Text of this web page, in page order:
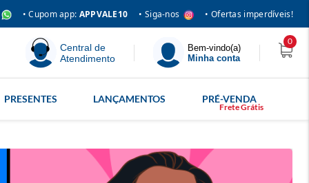
• Cupom app: APPVALE10 • Siga-nos • Ofertas imperdíveis!
Central de
Atendimento
Bem-vindo(a)
Minha conta
0
PRESENTES LANÇAMENTOS PRÉ-VENDA